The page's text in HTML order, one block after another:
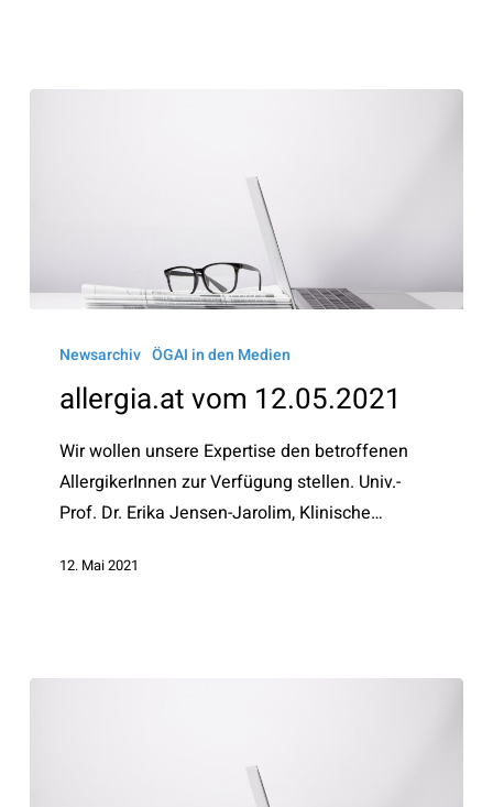
vom
12.05.2021
Newsarchiv ÖGAI in den Medien
allergia.at vom 12.05.2021
Wir wollen unsere Expertise den betroffenen
AllergikerInnen zur Verfügung stellen. Univ.-
Prof. Dr. Erika Jensen-Jarolim, Klinische…
12. Mai 2021